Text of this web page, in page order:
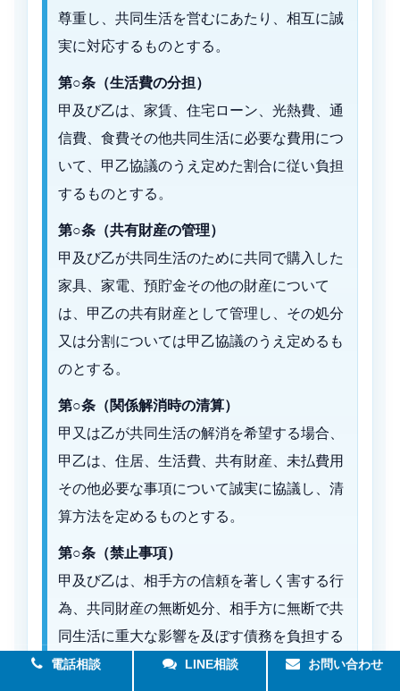
尊重し、共同生活を営むにあたり、相互に誠
実に対応するものとする。
第○条（生活費の分担）
甲及び乙は、家賃、住宅ローン、光熱費、通
信費、食費その他共同生活に必要な費用につ
いて、甲乙協議のうえ定めた割合に従い負担
するものとする。
第○条（共有財産の管理）
甲及び乙が共同生活のために共同で購入した
家具、家電、預貯金その他の財産について
は、甲乙の共有財産として管理し、その処分
又は分割については甲乙協議のうえ定めるも
のとする。
第○条（関係解消時の清算）
甲又は乙が共同生活の解消を希望する場合、
甲乙は、住居、生活費、共有財産、未払費用
その他必要な事項について誠実に協議し、清
算方法を定めるものとする。
第○条（禁止事項）
甲及び乙は、相手方の信頼を著しく害する行
為、共同財産の無断処分、相手方に無断で共
同生活に重大な影響を及ぼす債務を負担する
行為、その他共同生活の継続を困難にする行
電話相談 LINE相談 お問い合わせ